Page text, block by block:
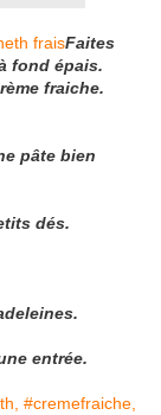
Faites
fond épais.
fraiche.
pâte bien
dés.
entrée.
#cremefraiche,